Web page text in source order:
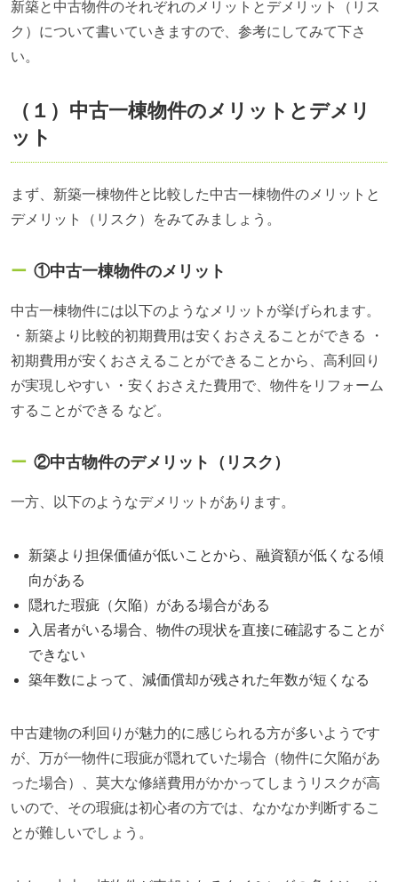
新築と中古物件のそれぞれのメリットとデメリット（リス
ク）について書いていきますので、参考にしてみて下さ
い。
（１）中古一棟物件のメリットとデメリ
ット
まず、新築一棟物件と比較した中古一棟物件のメリットと
デメリット（リスク）をみてみましょう。
①中古一棟物件のメリット
中古一棟物件には以下のようなメリットが挙げられます。
・新築より比較的初期費用は安くおさえることができる ・
初期費用が安くおさえることができることから、高利回り
が実現しやすい ・安くおさえた費用で、物件をリフォーム
することができる など。
②中古物件のデメリット（リスク）
一方、以下のようなデメリットがあります。
新築より担保価値が低いことから、融資額が低くなる傾
向がある
隠れた瑕疵（欠陥）がある場合がある
入居者がいる場合、物件の現状を直接に確認することが
できない
築年数によって、減価償却が残された年数が短くなる
中古建物の利回りが魅力的に感じられる方が多いようです
が、万が一物件に瑕疵が隠れていた場合（物件に欠陥があ
った場合）、莫大な修繕費用がかかってしまうリスクが高
いので、その瑕疵は初心者の方では、なかなか判断するこ
とが難しいでしょう。